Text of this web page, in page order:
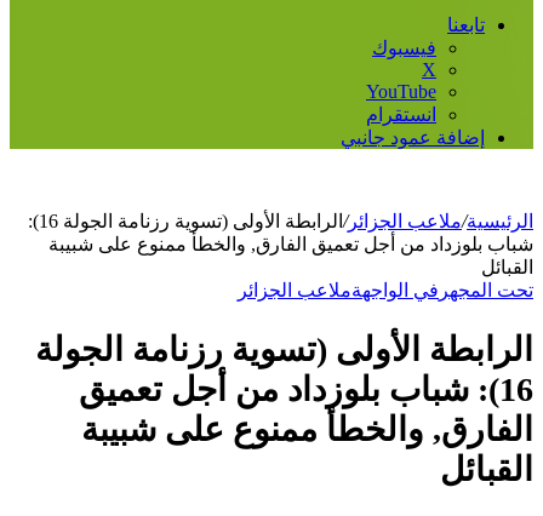
تابعنا
فيسبوك
‫X
‫YouTube
انستقرام
إضافة عمود جانبي
الرئيسية/ملاعب الجزائر/
الرابطة الأولى (تسوية رزنامة الجولة 16):
شباب بلوزداد من أجل تعميق الفارق, والخطأ ممنوع على شبيبة
القبائل
تحت المجهر في الواجهةملاعب الجزائر
الرابطة الأولى (تسوية رزنامة الجولة
16): شباب بلوزداد من أجل تعميق
الفارق, والخطأ ممنوع على شبيبة
القبائل